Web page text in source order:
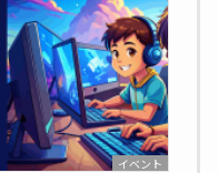
イベント